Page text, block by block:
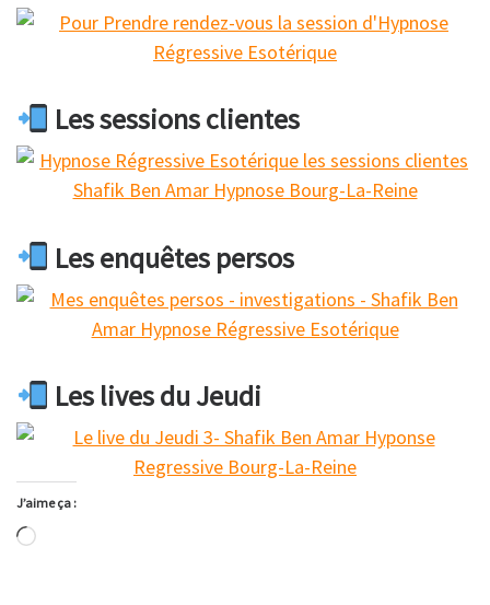
Les sessions clientes
Les enquêtes persos
Les lives du Jeudi
J’aime ça :
Chargement…